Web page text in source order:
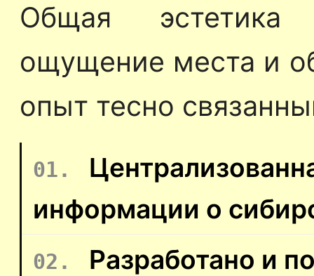
Общая эстетика
ощущение места и
опыт тесно
информации о
Разработано и